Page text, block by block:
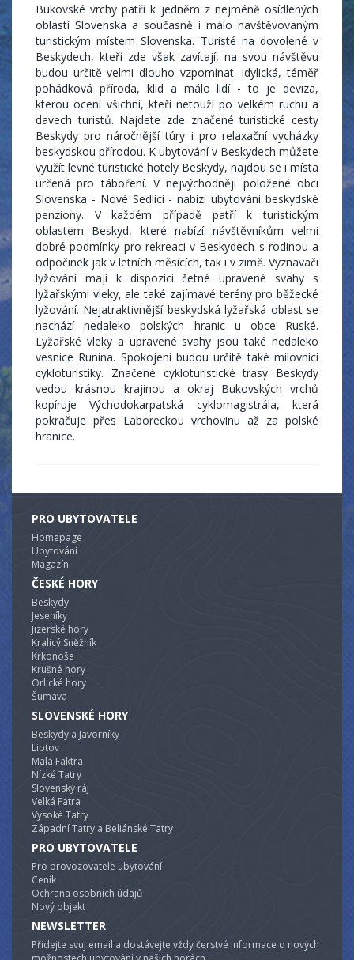
Bukovské vrchy patří k jedněm z nejméně osídlených
oblastí Slovenska a současně i málo navštěvovaným
turistickým místem Slovenska. Turisté na dovolené v
Beskydech, kteří zde však zavítají, na svou návštěvu
budou určitě velmi dlouho vzpomínat. Idylická, téměř
pohádková příroda, klid a málo lidí - to je deviza,
kterou ocení všichni, kteří netouží po velkém ruchu a
davech turistů. Najdete zde značené turistické cesty
Beskydy pro náročnější túry i pro relaxační vycházky
beskydskou přírodou. K ubytování v Beskydech můžete
využít levné turistické hotely Beskydy, najdou se i místa
určená pro táboření. V nejvýchodněji položené obci
Slovenska - Nové Sedlici - nabízí ubytování beskydské
penziony. V každém případě patří k turistickým
oblastem Beskyd, které nabízí návštěvníkům velmi
dobré podmínky pro rekreaci v Beskydech s rodinou a
odpočinek jak v letních měsících, tak i v zimě. Vyznavači
lyžování mají k dispozici četné upravené svahy s
lyžařskými vleky, ale také zajímavé terény pro běžecké
lyžování. Nejatraktivnější beskydská lyžařská oblast se
nachází nedaleko polských hranic u obce Ruské.
Lyžařské vleky a upravené svahy jsou také nedaleko
vesnice Runina. Spokojeni budou určitě také milovníci
cykloturistiky. Značené cykloturistické trasy Beskydy
vedou krásnou krajinou a okraj Bukovských vrchů
kopíruje Východokarpatská cyklomagistrála, která
pokračuje přes Laboreckou vrchovinu až za polské
hranice.
PRO UBYTOVATELE
Homepage
Ubytování
Magazín
ČESKÉ HORY
Beskydy
Jeseníky
Jizerské hory
Kralicý Sněžník
Krkonoše
Krušné hory
Orlické hory
Šumava
SLOVENSKÉ HORY
Beskydy a Javorníky
Liptov
Malá Faktra
Nízké Tatry
Slovenský ráj
Velká Fatra
Vysoké Tatry
Západní Tatry a Beliánské Tatry
PRO UBYTOVATELE
Pro provozovatele ubytování
Ceník
Ochrana osobních údajů
Nový objekt
NEWSLETTER
Přidejte svuj email a dostávejte vždy čerstvé informace o nových